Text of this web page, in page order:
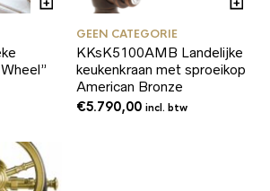
GEEN CATEGORIE
KKsK5100AMB Landelijke
keukenkraan met sproeikop
American Bronze
€5.790,00 incl. btw